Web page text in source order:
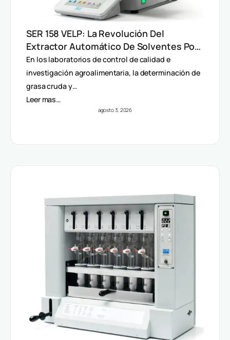
SER 158 VELP: La Revolución Del
Extractor Automático De Solventes Por
Método Randall
En los laboratorios de control de calidad e
investigación agroalimentaria, la determinación de
grasa cruda y…
Leer mas…
agosto 3, 2026